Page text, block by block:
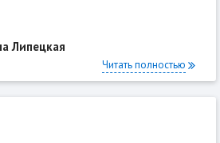
Липецкая
Читать полностью